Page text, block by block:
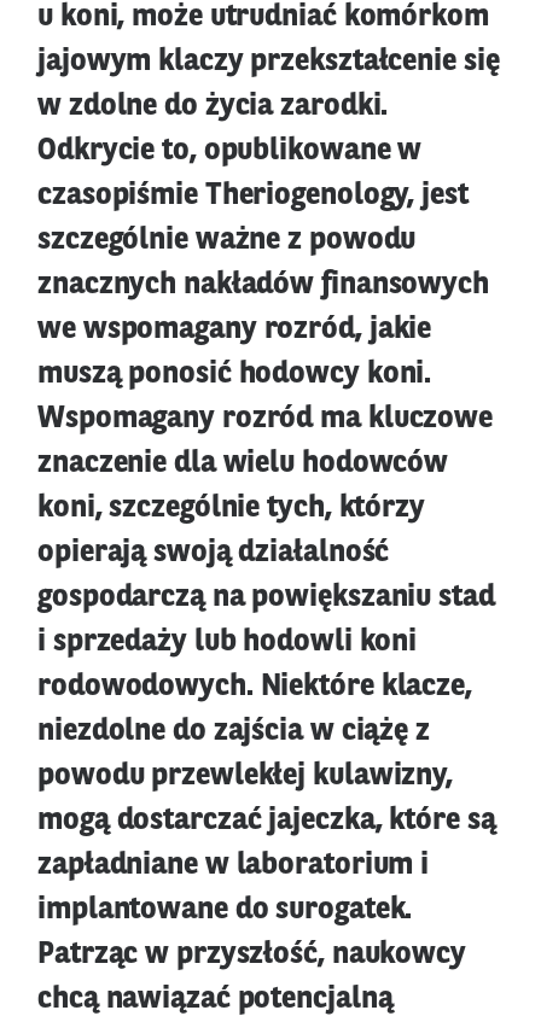
u koni, może utrudniać komórkom
jajowym klaczy przekształcenie się
w zdolne do życia zarodki.
Odkrycie to, opublikowane w
czasopiśmie Theriogenology, jest
szczególnie ważne z powodu
znacznych nakładów finansowych
we wspomagany rozród, jakie
muszą ponosić hodowcy koni.
Wspomagany rozród ma kluczowe
znaczenie dla wielu hodowców
koni, szczególnie tych, którzy
opierają swoją działalność
gospodarczą na powiększaniu stad
i sprzedaży lub hodowli koni
rodowodowych. Niektóre klacze,
niezdolne do zajścia w ciążę z
powodu przewlekłej kulawizny,
mogą dostarczać jajeczka, które są
zapładniane w laboratorium i
implantowane do surogatek.
Patrząc w przyszłość, naukowcy
chcą nawiązać potencjalną